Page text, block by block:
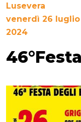
Lusevera
venerdì 26
2024